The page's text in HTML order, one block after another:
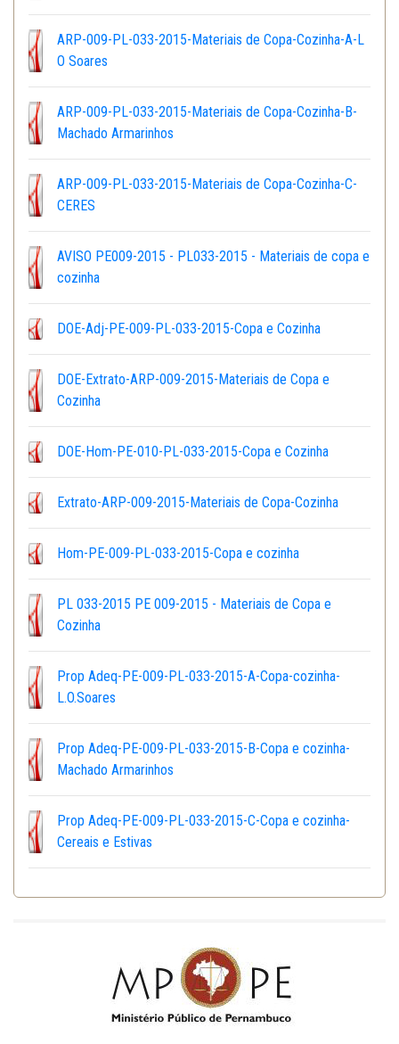
ARP-009-PL-033-2015-Materiais de Copa-Cozinha-A-L
O Soares
ARP-009-PL-033-2015-Materiais de Copa-Cozinha-B-
Machado Armarinhos
ARP-009-PL-033-2015-Materiais de Copa-Cozinha-C-
CERES
AVISO PE009-2015 - PL033-2015 - Materiais de copa e
cozinha
DOE-Adj-PE-009-PL-033-2015-Copa e Cozinha
DOE-Extrato-ARP-009-2015-Materiais de Copa e
Cozinha
DOE-Hom-PE-010-PL-033-2015-Copa e Cozinha
Extrato-ARP-009-2015-Materiais de Copa-Cozinha
Hom-PE-009-PL-033-2015-Copa e cozinha
PL 033-2015 PE 009-2015 - Materiais de Copa e
Cozinha
Prop Adeq-PE-009-PL-033-2015-A-Copa-cozinha-
L.O.Soares
Prop Adeq-PE-009-PL-033-2015-B-Copa e cozinha-
Machado Armarinhos
Prop Adeq-PE-009-PL-033-2015-C-Copa e cozinha-
Cereais e Estivas